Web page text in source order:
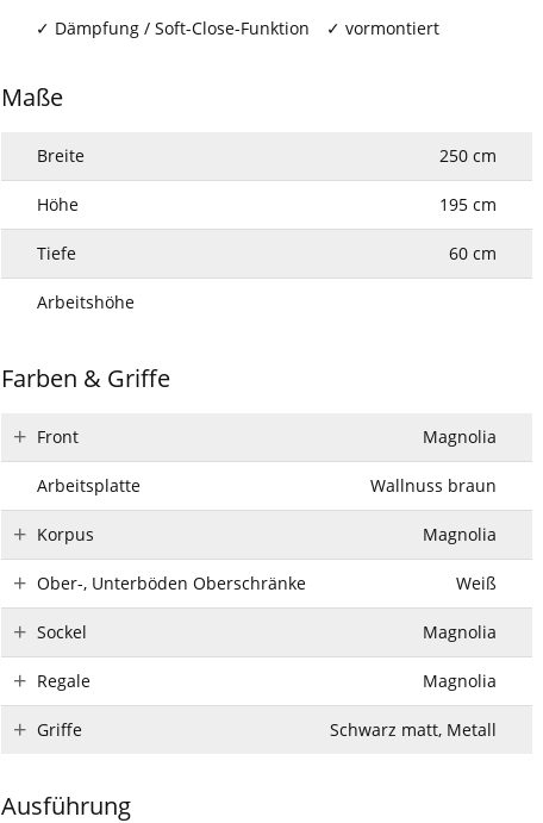
Dämpfung / Soft-Close-Funktion vormontiert
Maße
Breite 250 cm
Höhe 195 cm
Tiefe 60 cm
Arbeitshöhe
Farben & Griffe
Front Magnolia
Arbeitsplatte Wallnuss braun
Korpus Magnolia
Ober-, Unterböden Oberschränke Weiß
Sockel Magnolia
Regale Magnolia
Griffe Schwarz matt, Metall
Ausführung